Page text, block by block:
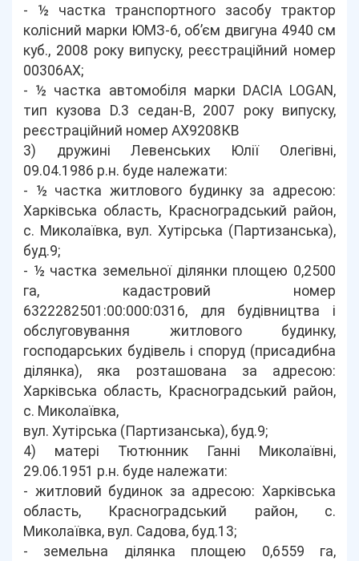
- ½ частка транспортного засобу трактор
колісний марки ЮМЗ-6, об’єм двигуна 4940 см
куб., 2008 року випуску, реєстраційний номер
00306АХ;
- ½ частка автомобіля марки DACIA LOGAN,
тип кузова D.3 седан-В, 2007 року випуску,
реєстраційний номер АХ9208КВ
3) дружині Левенських Юлії Олегівні,
09.04.1986 р.н. буде належати:
- ½ частка житлового будинку за адресою:
Харківська область, Красноградський район,
с. Миколаївка, вул. Хутірська (Партизанська),
буд.9;
- ½ частка земельної ділянки площею 0,2500
га, кадастровий номер
6322282501:00:000:0316, для будівництва і
обслуговування житлового будинку,
господарських будівель і споруд (присадибна
ділянка), яка розташована за адресою:
Харківська область, Красноградський район,
с. Миколаївка,
вул. Хутірська (Партизанська), буд.9;
4) матері Тютюнник Ганні Миколаївні,
29.06.1951 р.н. буде належати:
- житловий будинок за адресою: Харківська
область, Красноградський район, с.
Миколаївка, вул. Садова, буд.13;
- земельна ділянка площею 0,6559 га,